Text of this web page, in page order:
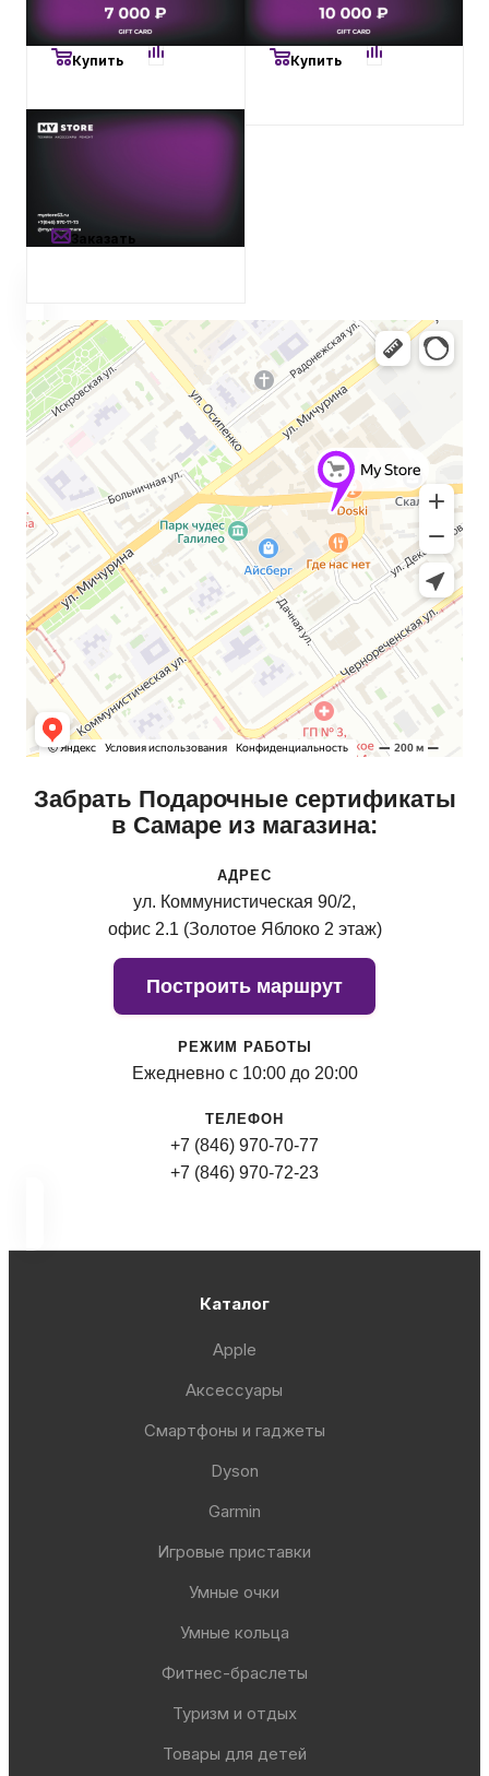
Сумки и чемоданы
Автомобильные аксессуары
Сервисный центр Apple в Самаре
Подарочные сертификаты
Аудио
Есть в наличии
Купить
Есть в наличии
Купить
Заказать
Забрать Подарочные сертификаты
в Самаре из магазина:
АДРЕС
ул. Коммунистическая 90/2,
офис 2.1 (Золотое Яблоко 2 этаж)
Построить маршрут
РЕЖИМ РАБОТЫ
Ежедневно с 10:00 до 20:00
ТЕЛЕФОН
+7 (846) 970-70-77
+7 (846) 970-72-23
Каталог
Apple
Аксессуары
Смартфоны и гаджеты
Dyson
Garmin
Игровые приставки
Умные очки
Умные кольца
Фитнес-браслеты
Туризм и отдых
Товары для детей